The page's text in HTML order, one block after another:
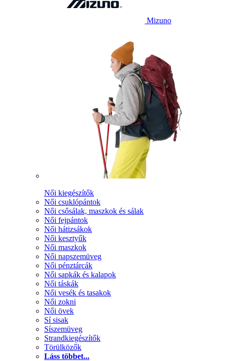
Mizuno
Női kiegészítők
Női csuklópántok
Női csősálak, maszkok és sálak
Női fejpántok
Női hátizsákok
Női kesztyűk
Női maszkok
Női napszemüveg
Női pénztárcák
Női sapkák és kalapok
Női táskák
Női vesék és tasakok
Női zokni
Női övek
Sí sisak
Síszemüveg
Strandkiegészítők
Törülközők
Láss többet...